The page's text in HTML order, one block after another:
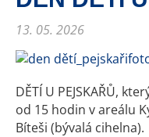
13. 05. 2026
DĚTÍ U PEJSKAŘŮ,
od 15 hodin v areálu
Bíteši (bývalá cihelna).